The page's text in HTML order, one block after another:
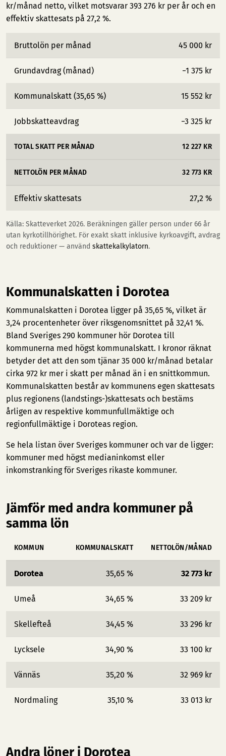
kr/månad netto, vilket motsvarar 393 276 kr per år och en
effektiv skattesats på 27,2 %.
Bruttolön per månad 45 000 kr
Grundavdrag (månad) −1 375 kr
Kommunalskatt (35,65 %) 15 552 kr
Jobbskatteavdrag −3 325 kr
TOTAL SKATT PER MÅNAD 12 227 KR
NETTOLÖN PER MÅNAD 32 773 KR
Effektiv skattesats 27,2 %
Källa: Skatteverket 2026. Beräkningen gäller person under 66 år
utan kyrkotillhörighet. För exakt skatt inklusive kyrkoavgift, avdrag
och reduktioner — använd skattekalkylatorn.
Kommunalskatten i Dorotea
Kommunalskatten i Dorotea ligger på 35,65 %, vilket är
3,24 procentenheter över riksgenomsnittet på 32,41 %.
Bland Sveriges 290 kommuner hör Dorotea till
kommunerna med högst kommunalskatt. I kronor räknat
betyder det att den som tjänar 35 000 kr/månad betalar
cirka 972 kr mer i skatt per månad än i en snittkommun.
Kommunalskatten består av kommunens egen skattesats
plus regionens (landstings-)skattesats och bestäms
årligen av respektive kommunfullmäktige och
regionfullmäktige i Doroteas region.
Se hela listan över Sveriges kommuner och var de ligger:
kommuner med högst medianinkomst eller
inkomstranking för Sveriges rikaste kommuner.
Jämför med andra kommuner på
samma lön
KOMMUN KOMMUNALSKATT NETTOLÖN/MÅNAD
Dorotea 35,65 % 32 773 kr
Umeå 34,65 % 33 209 kr
Skellefteå 34,45 % 33 296 kr
Lycksele 34,90 % 33 100 kr
Vännäs 35,20 % 32 969 kr
Nordmaling 35,10 % 33 013 kr
Andra löner i Dorotea